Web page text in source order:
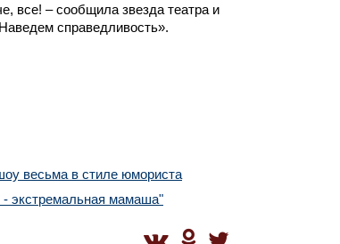
все! – сообщила звезда театра и
справедливость».
весьма в стиле юмориста
- экстремальная мамаша"